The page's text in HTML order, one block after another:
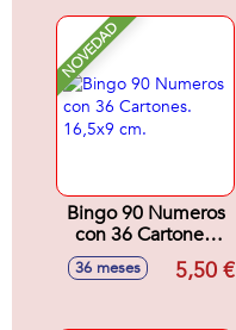
NOVEDAD
Bingo 90 Numeros
con 36 Cartones.
16,5x9 cm.
36 meses 5,50 €